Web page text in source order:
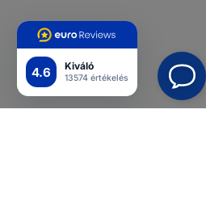
4.6 Kiváló
13574 értékelés